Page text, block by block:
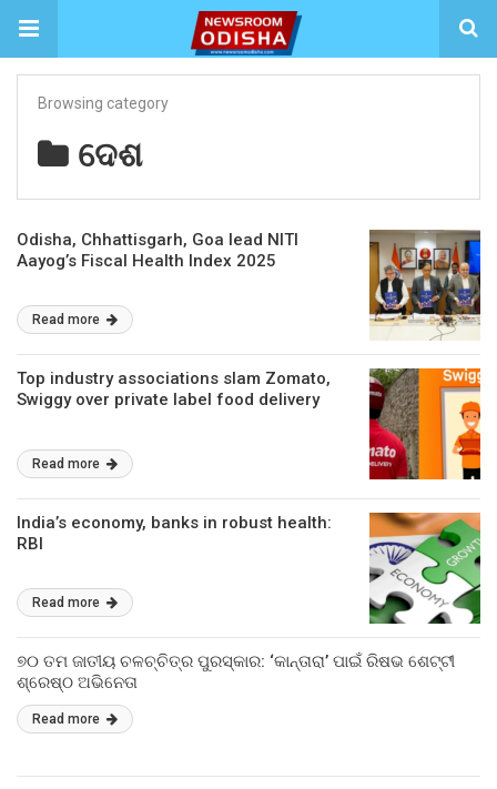
Browsing category
ଦେଶ
Odisha, Chhattisgarh, Goa lead NITI
Aayog’s Fiscal Health Index 2025
Read more
Top industry associations slam Zomato,
Swiggy over private label food delivery
Read more
India’s economy, banks in robust health:
RBI
Read more
୭୦ ତମ ଜାତୀୟ ଚଳଚ୍ଚିତ୍ର ପୁରସ୍କାର: ‘କାନ୍ତାରା’ ପାଇଁ ରିଷଭ ଶେଟ୍ଟୀ
ଶ୍ରେଷ୍ଠ ଅଭିନେତା
Read more